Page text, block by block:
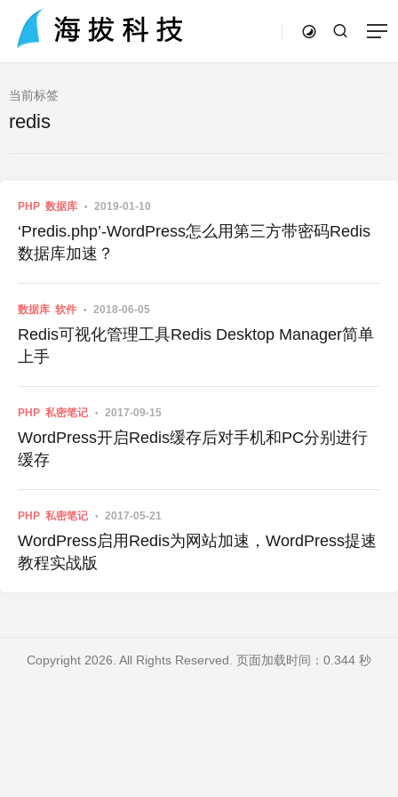
当前标签
redis
PHP 数据库 2019-01-10
‘Predis.php’-WordPress怎么用第三方带密码Redis
数据库加速？
数据库 软件 2018-06-05
Redis可视化管理工具Redis Desktop Manager简单
上手
PHP 私密笔记 2017-09-15
WordPress开启Redis缓存后对手机和PC分别进行
缓存
PHP 私密笔记 2017-05-21
WordPress启用Redis为网站加速，WordPress提速
教程实战版
Copyright 2026. All Rights Reserved. 页面加载时间：0.344 秒